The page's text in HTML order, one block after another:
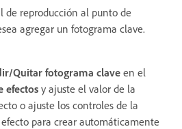
de reproducción al punto de
agregar un fotograma clave.
Quitar fotograma claveen el
efectos y ajuste el valor de la
o ajuste los controles de la
para crear automáticamente